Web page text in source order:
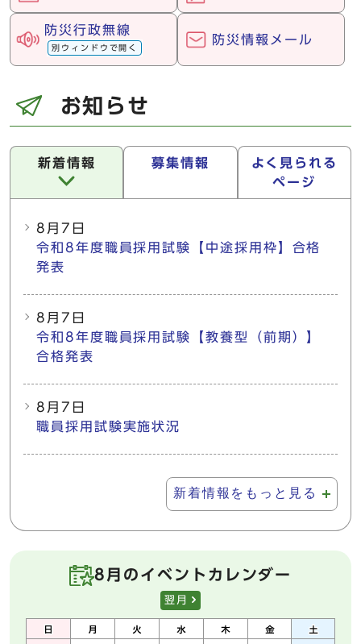
防災行政無線
別ウィンドウで開く
防災情報メール
お知らせ
新着情報 募集情報
よく見られる
ページ
8月7日
令和8年度職員採用試験【中途採用枠】合格
発表
8月7日
令和8年度職員採用試験【教養型（前期）】
合格発表
8月7日
職員採用試験実施状況
新着情報をもっと見る
8月のイベントカレンダー
翌月